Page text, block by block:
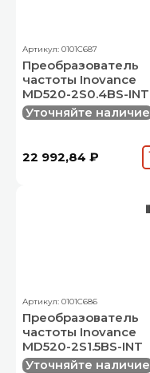
Артикул: 0101C687
Преобразователь
частоты Inovance
MD520-2S0.4BS-INT
Уточняйте наличие
22 992,84 ₽
Артикул: 0101C686
Преобразователь
частоты Inovance
MD520-2S1.5BS-INT
Уточняйте наличие